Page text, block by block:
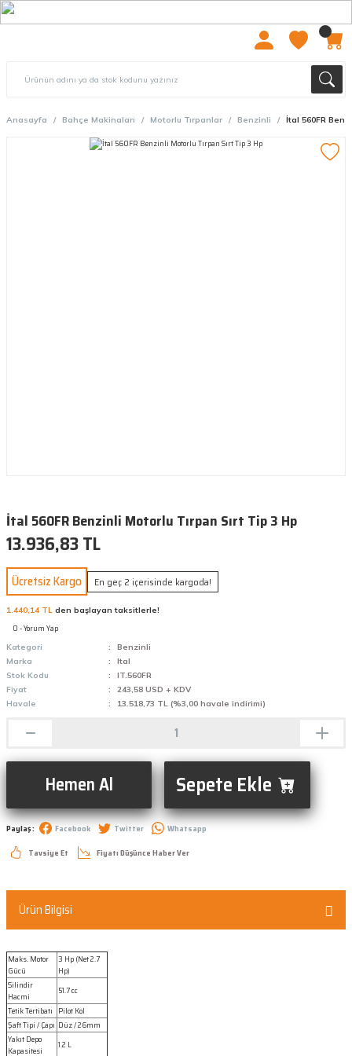
Anasayfa Bahçe Makinaları Motorlu Tırpanlar Benzinli İtal 560FR
İtal 560FR Benzinli Motorlu Tırpan Sırt Tip 3 Hp
13.936,83 TL
Ücretsiz Kargo En geç 2 içerisinde kargoda!
1.440,14 TL den başlayan taksitlerle!
0 - Yorum Yap
Kategori
Benzinli
Marka
Ital
Stok Kodu
IT.560FR
Fiyat
243,58 USD + KDV
Havale
13.518,73 TL (%3,00 havale indirimi)
Hemen Al Sepete Ekle
Paylaş : Facebook Twitter
Whatsapp
Tavsiye Et
Fiyatı Düşünce Haber Ver
Ürün Bilgisi
Maks. Motor
Gücü
3 Hp (Net 2.7
Hp)
Silindir
Hacmi
51.7 cc
Tetik Tertibatı Pilot Kol
Şaft Tipi / Çapı Düz / 26mm
Yakıt Depo
Kapasitesi
1.2 L